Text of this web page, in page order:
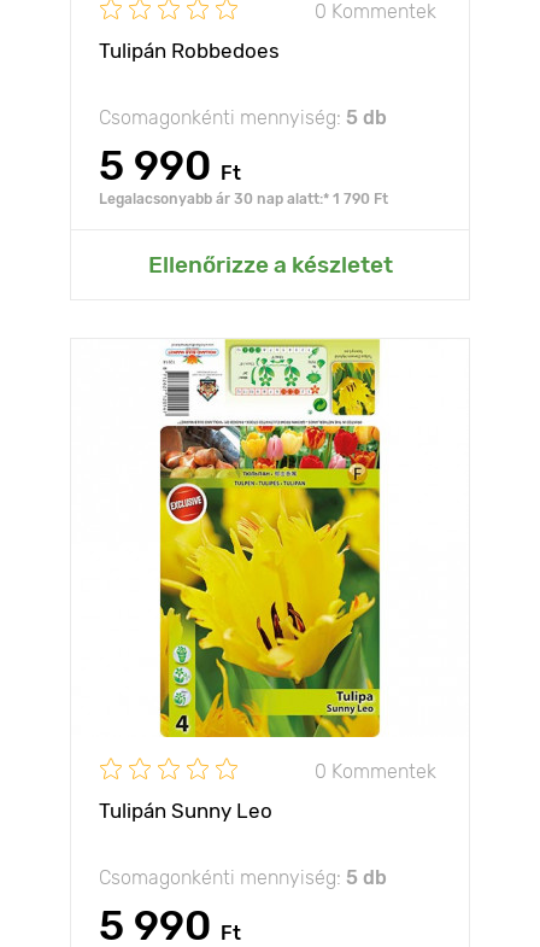
0 Kommentek
Tulipán Robbedoes
Csomagonkénti mennyiség: 5 db
5 990 Ft
Legalacsonyabb ár 30 nap alatt:* 1 790 Ft
Ellenőrizze a készletet
0 Kommentek
Tulipán Sunny Leo
Csomagonkénti mennyiség: 5 db
5 990 Ft